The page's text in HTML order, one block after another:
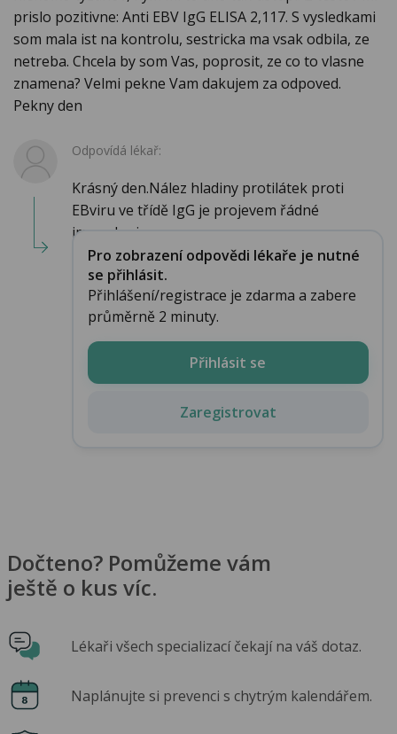
prislo pozitivne: Anti EBV IgG ELISA 2,117. S vysledkami
som mala ist na kontrolu, sestricka ma vsak odbila, ze
netreba. Chcela by som Vas, poprosit, ze co to vlasne
znamena? Velmi pekne Vam dakujem za odpoved.
Pekny den
Odpovídá lékař:
Krásný den.Nález hladiny protilátek proti
EBviru ve třídě IgG je projevem řádné
imunologic...
Pro zobrazení odpovědi lékaře je nutné
se přihlásit.
Přihlášení/registrace je zdarma a zabere
průměrně 2 minuty.
Přihlásit se
Zaregistrovat
Dočteno? Pomůžeme vám
ještě o kus víc.
Lékaři všech specializací čekají na váš dotaz.
Naplánujte si prevenci s chytrým kalendářem.